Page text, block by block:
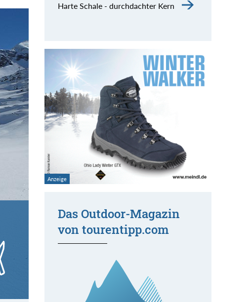
Harte Schale - durchdachter Kern
Das Outdoor-Magazin
von tourentipp.com